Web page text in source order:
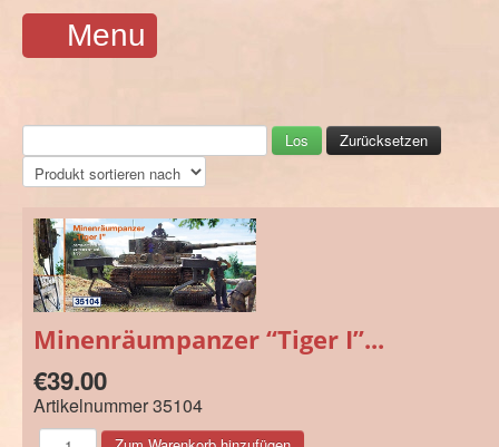
Menu
Minenräumpanzer “Tiger I”...
€39.00
Artikelnummer35104